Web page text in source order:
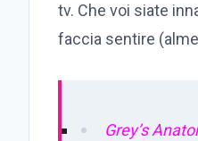
tv. Che voi siate
faccia sentire
Grey’s